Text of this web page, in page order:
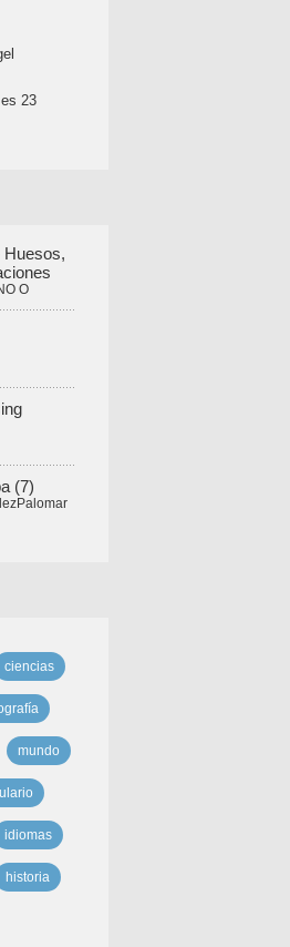
23
O
(7)
ciencias
mundo
idiomas
historia